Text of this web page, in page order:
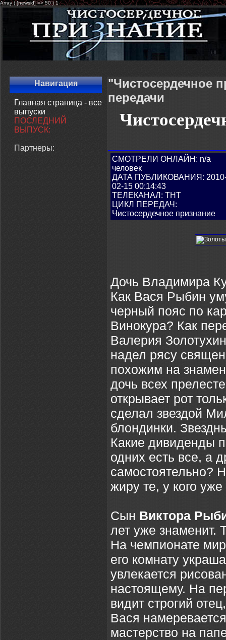
Array ( [newsid] => 50 ) 1
Навигация
Главная страница - все
выпуски
ПОСЛЕДНИЙ
ВЫПУСК:
Партнеры:
"Чистосердечное
передачи
СМОТРЕЛИ ОНЛАЙН: n/a
человек
ДАТА ПУБЛИКОВАНИЯ:
02-15 00:14:43
ТЕЛЕКАНАЛ: ТНТ
ЦИКЛ ПЕРЕДАЧ:
Чистосердечное признание
Дочь Владимира
Как Вася Рыбин
черный пояс по
Винокура? Как
Валерия
надел рясу
похожим на
дочь всех
открывает рот
сделал звездой
блондинки.
Какие дивиденды
одних есть все, а
самостоятельно?
жиру те, у кого уже
Сын Виктора
лет уже знаменит.
На чемпионате
его комнату
увлекается
настоящему. На
видит строгий
Вася
мастерство на